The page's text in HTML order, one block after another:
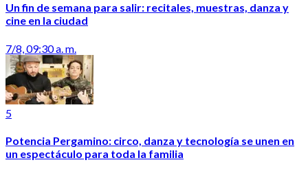
Un fin de semana para salir: recitales, muestras, danza y
cine en la ciudad
7/8, 09:30 a. m.
5
Potencia Pergamino: circo, danza y tecnología se unen en
un espectáculo para toda la familia